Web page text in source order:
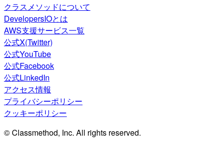
クラスメソッドについて
DevelopersIOとは
AWS支援サービス一覧
公式X(Twitter)
公式YouTube
公式Facebook
公式LinkedIn
アクセス情報
プライバシーポリシー
クッキーポリシー
© Classmethod, Inc. All rights reserved.